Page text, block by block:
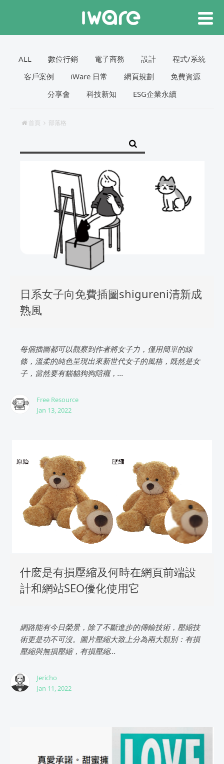
ALL 數位行銷 電子商務 設計
程式/系統
客戶案例
iWare 日常 網頁規劃
免費資源
分享會
科技新知 ESG企業永續
首頁 部落格
日系女子向免費插圖shigureni清新成
熟風
每個插圖都可以觀察到作者將女子力，僅用簡單的線
條，溫柔的純色呈現出來新世代女子的風格，既然是女
子，當然要有貓貓狗狗陪襯，...
Free Resource
Jan 13, 2022
什麽是有損壓縮及何時在網頁前端設
計和網站SEO優化使用它
網路能有今日榮景，除了不斷進步的傳輸技術，壓縮技
術更是功不可沒。圖片壓縮大致上分為兩大類別：有損
壓縮與無損壓縮，有損壓縮...
Jericho
Jan 11, 2022